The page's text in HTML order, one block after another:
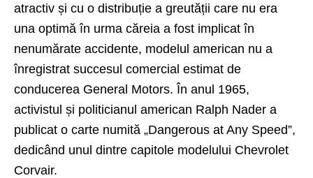
atractiv și cu o distribuție a greutății care nu era
una optimă în urma căreia a fost implicat în
nenumărate accidente, modelul american nu a
înregistrat succesul comercial estimat de
conducerea General Motors. În anul 1965,
activistul și politicianul american Ralph Nader a
publicat o carte numită „Dangerous at Any Speed”,
dedicând unul dintre capitole modelului Chevrolet
Corvair.